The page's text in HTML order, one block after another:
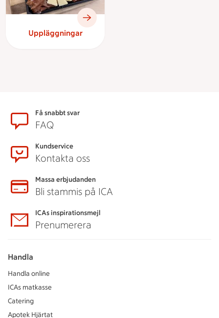
Uppläggningar
SidfotFå snabbt svar
FAQ
Kundservice
Kontakta oss
Massa erbjudanden
Bli stammis på ICA
ICAs inspirationsmejl
Prenumerera
Handla
Handla online
ICAs matkasse
Catering
Apotek Hjärtat